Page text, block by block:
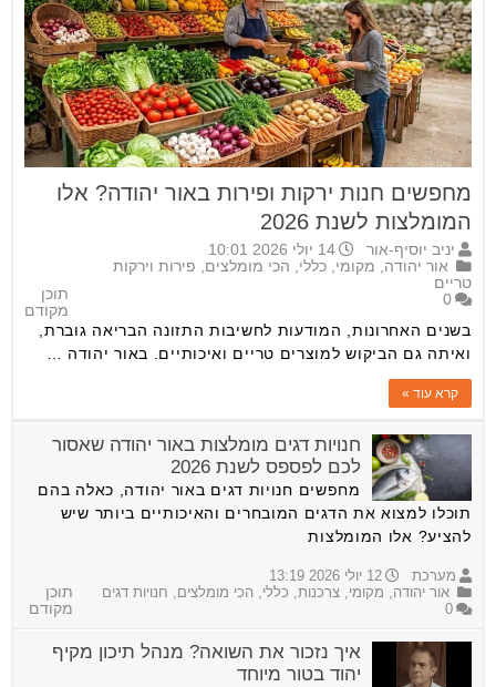
מחפשים חנות ירקות ופירות באור יהודה? אלו
המומלצות לשנת 2026
יניב יוסיף-אור
14 יולי 2026 10:01
אור יהודה, מקומי, כללי, הכי מומלצים, פירות וירקות
טריים
0
תוכן
מקודם
בשנים האחרונות, המודעות לחשיבות התזונה הבריאה גוברת,
ואיתה גם הביקוש למוצרים טריים ואיכותיים. באור יהודה …
קרא עוד »
חנויות דגים מומלצות באור יהודה שאסור
לכם לפספס לשנת 2026
מחפשים חנויות דגים באור יהודה, כאלה בהם
תוכלו למצוא את הדגים המובחרים והאיכותיים ביותר שיש
להציע? אלו המומלצות
מערכת
12 יולי 2026 13:19
אור יהודה, מקומי, צרכנות, כללי, הכי מומלצים, חנויות דגים
0
תוכן
מקודם
איך נזכור את השואה? מנהל תיכון מקיף
יהוד בטור מיוחד